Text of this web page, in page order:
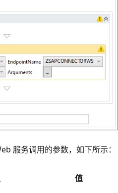
服务调用的参数，如下所示：
值